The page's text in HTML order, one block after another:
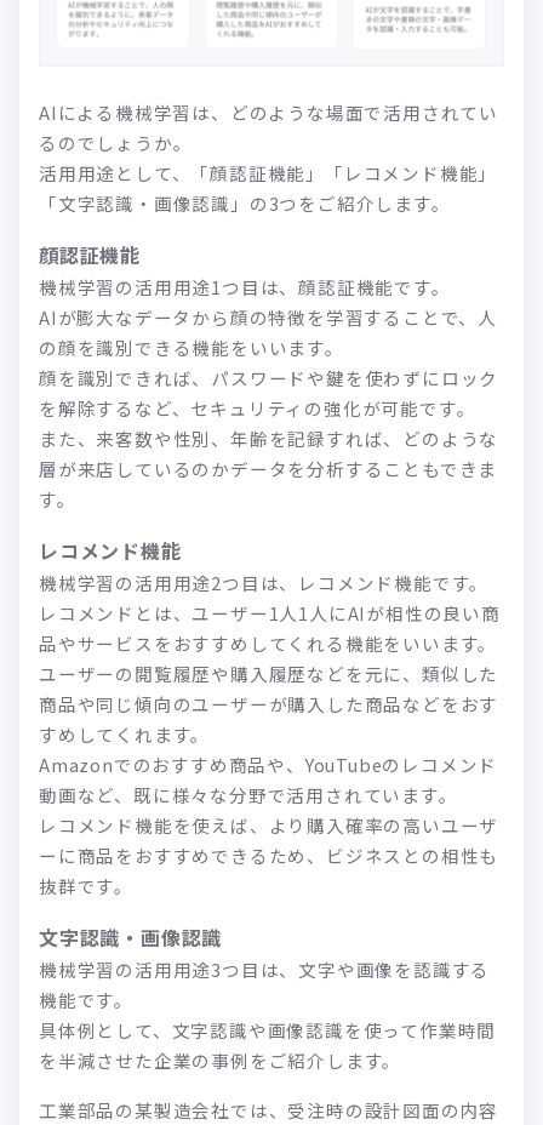
AIによる機械学習は、どのような場面で活用されてい
るのでしょうか。
活用用途として、「顔認証機能」「レコメンド機能」
「文字認識・画像認識」の3つをご紹介します。
顔認証機能
機械学習の活用用途1つ目は、顔認証機能です。
AIが膨大なデータから顔の特徴を学習することで、人
の顔を識別できる機能をいいます。
顔を識別できれば、パスワードや鍵を使わずにロック
を解除するなど、セキュリティの強化が可能です。
また、来客数や性別、年齢を記録すれば、どのような
層が来店しているのかデータを分析することもできま
す。
レコメンド機能
機械学習の活用用途2つ目は、レコメンド機能です。
レコメンドとは、ユーザー1人1人にAIが相性の良い商
品やサービスをおすすめしてくれる機能をいいます。
ユーザーの閲覧履歴や購入履歴などを元に、類似した
商品や同じ傾向のユーザーが購入した商品などをおす
すめしてくれます。
Amazonでのおすすめ商品や、YouTubeのレコメンド
動画など、既に様々な分野で活用されています。
レコメンド機能を使えば、より購入確率の高いユーザ
ーに商品をおすすめできるため、ビジネスとの相性も
抜群です。
文字認識・画像認識
機械学習の活用用途3つ目は、文字や画像を認識する
機能です。
具体例として、文字認識や画像認識を使って作業時間
を半減させた企業の事例をご紹介します。
工業部品の某製造会社では、受注時の設計図面の内容